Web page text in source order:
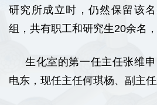
研究所成立时，仍然保留该
组，共有职工和研究生20余名
生化室的第一任主任张维
电东，现任主任何琪杨、副主任